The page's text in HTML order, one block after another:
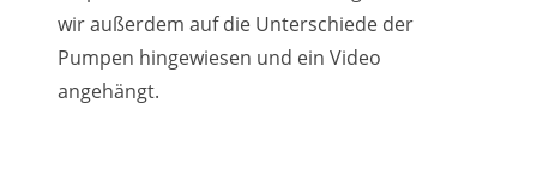
wir außerdem auf die Unterschiede der
Pumpen hingewiesen und ein Video
angehängt.